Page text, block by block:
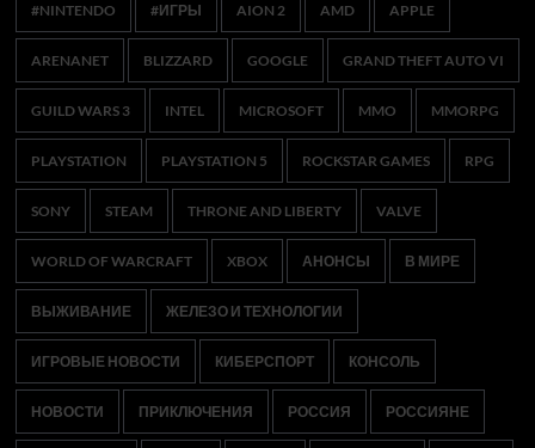
#NINTENDO #ИГРЫ AION 2 AMD APPLE
ARENANET BLIZZARD GOOGLE GRAND THEFT AUTO VI
GUILD WARS 3 INTEL MICROSOFT MMO MMORPG
PLAYSTATION PLAYSTATION 5 ROCKSTAR GAMES RPG
SONY STEAM THRONE AND LIBERTY VALVE
WORLD OF WARCRAFT XBOX АНОНСЫ В МИРЕ
ВЫЖИВАНИЕ ЖЕЛЕЗО И ТЕХНОЛОГИИ
ИГРОВЫЕ НОВОСТИ КИБЕРСПОРТ КОНСОЛЬ
НОВОСТИ ПРИКЛЮЧЕНИЯ РОССИЯ РОССИЯНЕ